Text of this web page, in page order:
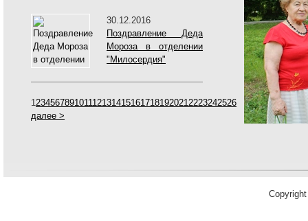
30.12.2016
Поздравление Деда
Мороза в отделении
"Милосердия"
1234567891011121314151617181920212223242526
далее >